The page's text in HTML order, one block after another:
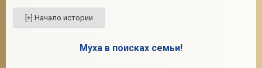
Муха в поисках семьи!